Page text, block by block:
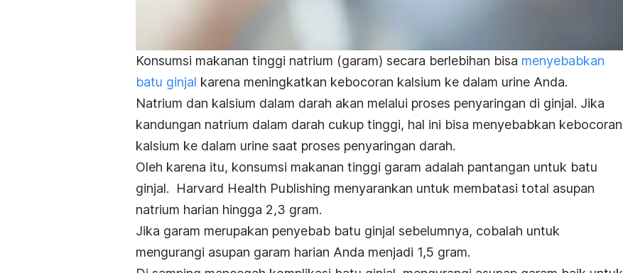
Konsumsi makanan tinggi natrium (garam) secara berlebihan bisa menyebabkan
batu ginjal karena meningkatkan kebocoran kalsium ke dalam urine Anda.
Natrium dan kalsium dalam darah akan melalui proses penyaringan di ginjal. Jika
kandungan natrium dalam darah cukup tinggi, hal ini bisa menyebabkan kebocoran
kalsium ke dalam urine saat proses penyaringan darah.
Oleh karena itu, konsumsi makanan tinggi garam adalah pantangan untuk batu
ginjal. Harvard Health Publishing menyarankan untuk membatasi total asupan
natrium harian hingga 2,3 gram.
Jika garam merupakan penyebab batu ginjal sebelumnya, cobalah untuk
mengurangi asupan garam harian Anda menjadi 1,5 gram.